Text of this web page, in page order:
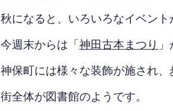
秋になると、いろいろなイベン
今週末からは「神田古本まつり
神保町には様々な装飾が施され
街全体が図書館のようです。